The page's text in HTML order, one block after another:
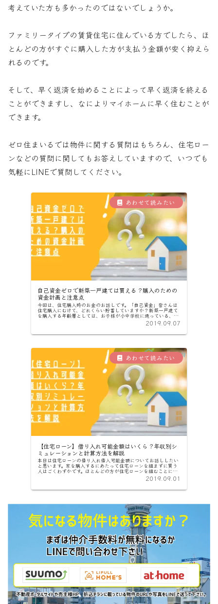
考えていた方も多かったのではないでしょうか。
ファミリータイプの賃貸住宅に住んでいる方でしたら、ほ
とんどの方がすぐに購入した方が支払う金額が安く抑えら
れるのです。
そして、早く返済を始めることによって早く返済を終える
ことができますし、なによりマイホームに早く住むことが
できます。
ゼロ住まいるでは物件に関する質問はもちろん、住宅ロー
ンなどの質問に関してもお答えしていますので、いつでも
気軽にLINEで質問してください。
自己資金ゼロで新築一戸建ては買える？購入のための
資金計画と注意点
今回は、住宅購入時のお金のお話しです。「自己資金」皆さんは
住宅購入にむけて、どれくらい貯蓄していますか？新築一戸建て
を購入する年齢層としては、お子様が小中学校に通っている、も
しくはこれから進学という方が多いですよね。一人暮らしや、夫
2019.09.07
【住宅ローン】借り入れ可能金額はいくら？年収別シ
ミュレーションと計算方法を解説
本日は住宅ローンの借り入れ借入可能金額についてお話ししたい
と思います。家を購入するにあたって住宅ローンを組まずに買う
人はごくわずかです。ほとんどの方が住宅ローンを組むことにな
ります。今回は実際には不動産会社や、銀行に計算してもらうの
2019.09.01